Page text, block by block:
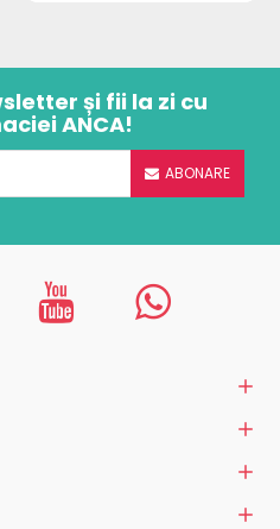
și fii la zi cu
ANCA!
ABONARE